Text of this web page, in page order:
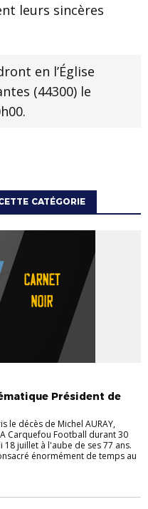
leurs sincères
en l’Église
(44300) le
CATÉGORIE
Président de
le décès de Michel AURAY,
Carquefou Football durant 30
juillet à l'aube de ses 77 ans.
énormément de temps au